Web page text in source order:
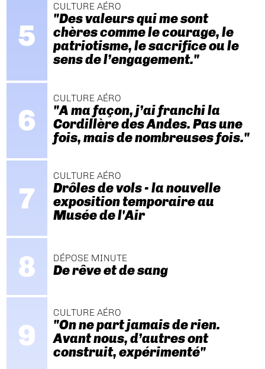
CULTURE AÉRO
"Des valeurs qui me sont
chères comme le courage, le
patriotisme, le sacrifice ou le
sens de l’engagement."
CULTURE AÉRO
"A ma façon, j’ai franchi la
Cordillère des Andes. Pas une
fois, mais de nombreuses fois."
CULTURE AÉRO
Drôles de vols - la nouvelle
exposition temporaire au
Musée de l'Air
DÉPOSE MINUTE
De rêve et de sang
CULTURE AÉRO
"On ne part jamais de rien.
Avant nous, d’autres ont
construit, expérimenté"